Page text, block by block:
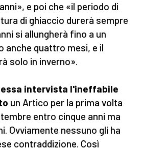
e poi che «il periodo di
di ghiaccio durerà sempre
si allungherà fino a un
anche quattro mesi, e il
solo in inverno».
intervista l'ineffabile
un Artico per la prima volta
entro cinque anni ma
Ovviamente nessuno gli ha
contraddizione. Così